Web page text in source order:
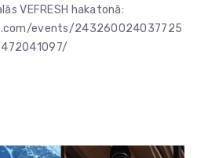
VEFRESH hakatonā:
events/243260024037725